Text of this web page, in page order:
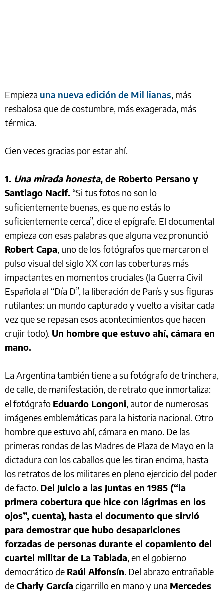
Empieza una nueva edición de Mil lianas, más
resbalosa que de costumbre, más exagerada, más
térmica.
Cien veces gracias por estar ahí.
1. Una mirada honesta, de Roberto Persano y
Santiago Nacif. “Si tus fotos no son lo
suficientemente buenas, es que no estás lo
suficientemente cerca”, dice el epígrafe. El documental
empieza con esas palabras que alguna vez pronunció
Robert Capa, uno de los fotógrafos que marcaron el
pulso visual del siglo XX con las coberturas más
impactantes en momentos cruciales (la Guerra Civil
Española al “Día D”, la liberación de París y sus figuras
rutilantes: un mundo capturado y vuelto a visitar cada
vez que se repasan esos acontecimientos que hacen
crujir todo). Un hombre que estuvo ahí, cámara en
mano.
La Argentina también tiene a su fotógrafo de trinchera,
de calle, de manifestación, de retrato que inmortaliza:
el fotógrafo Eduardo Longoni, autor de numerosas
imágenes emblemáticas para la historia nacional. Otro
hombre que estuvo ahí, cámara en mano. De las
primeras rondas de las Madres de Plaza de Mayo en la
dictadura con los caballos que les tiran encima, hasta
los retratos de los militares en pleno ejercicio del poder
de facto. Del Juicio a las Juntas en 1985 (“la
primera cobertura que hice con lágrimas en los
ojos”, cuenta), hasta el documento que sirvió
para demostrar que hubo desapariciones
forzadas de personas durante el copamiento del
cuartel militar de La Tablada, en el gobierno
democrático de Raúl Alfonsín. Del abrazo entrañable
deCharly García cigarrillo en mano y una Mercedes